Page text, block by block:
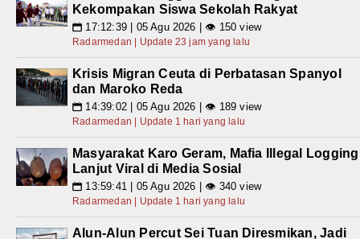
Kekompakan Siswa Sekolah Rakyat
📅 17:12:39 | 05 Agu 2026 | 👁 150 view
Radarmedan | Update 23 jam yang lalu
Krisis Migran Ceuta di Perbatasan Spanyol
dan Maroko Reda
📅 14:39:02 | 05 Agu 2026 | 👁 189 view
Radarmedan | Update 1 hari yang lalu
Masyarakat Karo Geram, Mafia Illegal Logging
Lanjut Viral di Media Sosial
📅 13:59:41 | 05 Agu 2026 | 👁 340 view
Radarmedan | Update 1 hari yang lalu
Alun-Alun Percut Sei Tuan Diresmikan, Jadi